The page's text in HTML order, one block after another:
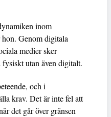
inom
Genom digitala
medier sker
utan även digitalt.
och i
krav. Det är inte fel att
det går över gränsen